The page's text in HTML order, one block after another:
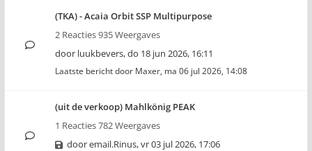
(TKA) - Acaia Orbit SSP Multipurpose
2 Reacties 935 Weergaves
door luukbevers,do 18 jun 2026, 16:11
Laatste bericht door Maxer, ma 06 jul 2026, 14:08
(uit de verkoop) Mahlkönig PEAK
1 Reacties 782 Weergaves
dooremail.Rinus,vr 03 jul 2026, 17:06